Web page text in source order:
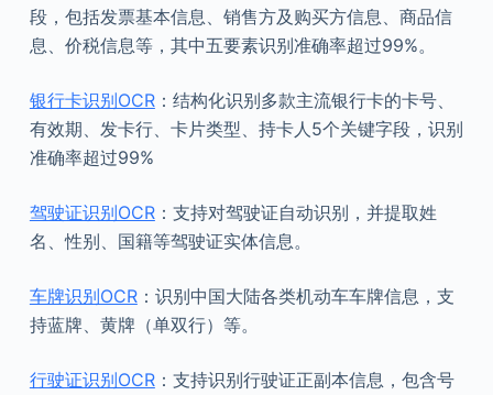
段，包括发票基本信息、销售方及购买方信息、商品信
息、价税信息等，其中五要素识别准确率超过99%。
银行卡识别OCR：结构化识别多款主流银行卡的卡号、
有效期、发卡行、卡片类型、持卡人5个关键字段，识别
准确率超过99%
驾驶证识别OCR：支持对驾驶证自动识别，并提取姓
名、性别、国籍等驾驶证实体信息。
车牌识别OCR：识别中国大陆各类机动车车牌信息，支
持蓝牌、黄牌（单双行）等。
行驶证识别OCR：支持识别行驶证正副本信息，包含号